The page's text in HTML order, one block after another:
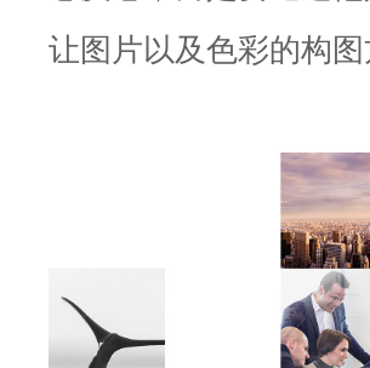
让图片以及色彩的构